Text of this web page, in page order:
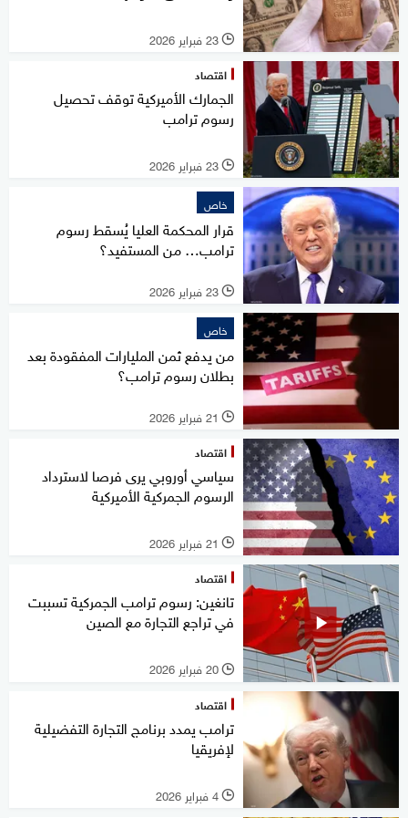
l 23 فبراير 2026
اقتصاد
الجمارك الأميركية توقف تحصيل
رسوم ترامب
l 23 فبراير 2026
خاص
قرار المحكمة العليا يُسقط رسوم
ترامب… من المستفيد؟
l 23 فبراير 2026
خاص
من يدفع ثمن المليارات المفقودة بعد
بطلان رسوم ترامب؟
l 21 فبراير 2026
اقتصاد
سياسي أوروبي يرى فرصا لاسترداد
الرسوم الجمركية الأميركية
l 21 فبراير 2026
اقتصاد
تانغين: رسوم ترامب الجمركية تسببت
في تراجع التجارة مع الصين
l 20 فبراير 2026
اقتصاد
ترامب يمدد برنامج التجارة التفضيلية
لإفريقيا
l 4 فبراير 2026